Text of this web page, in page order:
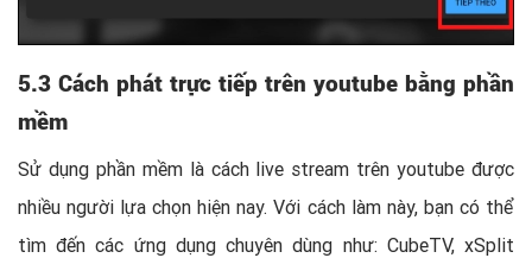
5.3 Cách phát trực tiếp trên youtube bằng phần
mềm
Sử dụng phần mềm là cách live stream trên youtube được
nhiều người lựa chọn hiện nay. Với cách làm này, bạn có thể
tìm đến các ứng dụng chuyên dùng như: CubeTV, xSplit